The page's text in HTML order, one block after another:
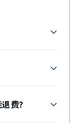
费？